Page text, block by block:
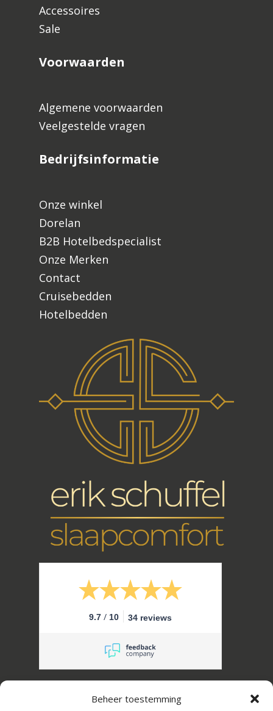
Beheer toestemming
Accessoires
Sale
Voorwaarden
Algemene voorwaarden
Veelgestelde vragen
Bedrijfsinformatie
Onze winkel
Dorelan
B2B Hotelbedspecialist
Onze Merken
Contact
Cruisebedden
Hotelbedden
9.7 / 10 34 reviews
Erik Schuffel Slaapcomfort B.V.